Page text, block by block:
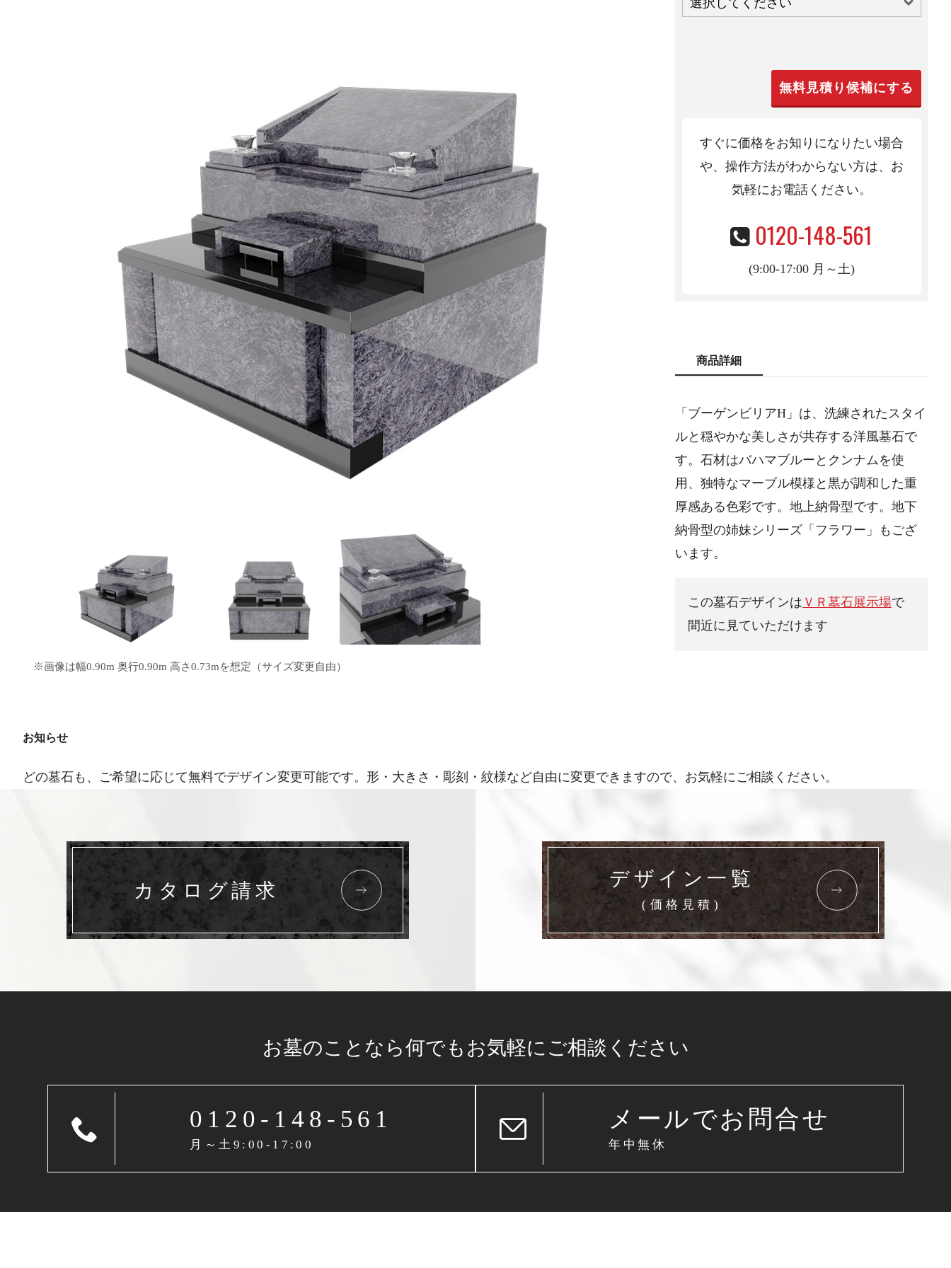
※画像は幅0.90m 奥行0.90m 高さ0.73mを想定（サイズ変更自由）
すぐに価格をお知りになりたい場合
や、操作方法がわからない方は、お
気軽にお電話ください。
0120-148-561
(9:00-17:00 月～土)
商品詳細
「ブーゲンビリアH」は、洗練されたスタイ
ルと穏やかな美しさが共存する洋風墓石で
す。石材はバハマブルーとクンナムを使
用、独特なマーブル模様と黒が調和した重
厚感ある色彩です。地上納骨型です。地下
納骨型の姉妹シリーズ「フラワー」もござ
います。
この墓石デザインは ＶＲ墓石展示場で
間近に見ていただけます
お知らせ
どの墓石も、ご希望に応じて無料でデザイン変更可能です。形・大きさ・彫刻・紋様など自由に変更できますので、お気軽にご相談ください。
カタログ請求
デザイン一覧
(価格見積)
お墓のことなら何でもお気軽に ご相談ください
0120-148-561
月～土9:00-17:00
メールでお問合せ
年中無休